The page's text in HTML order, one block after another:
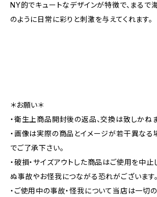
NY的でキュートなデザインが特徴で、まるで
のように日常に彩りと刺激を与えてくれます。
＊お願い＊
・衛生上商品開封後の返品、交換は致しかねま
・画像は実際の商品とイメージが若干異なる
でご了承下さい。
・破損・サイズアウトした商品はご使用を中止
ぬ事故やお怪我につながる恐れがございます。
・ご使用中の事故・怪我について当店は一切